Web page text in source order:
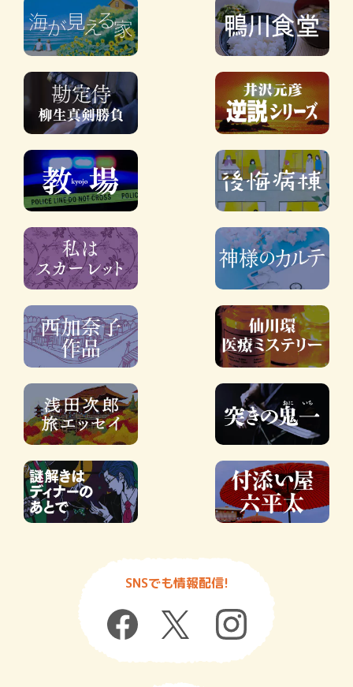
SNSでも情報配信!